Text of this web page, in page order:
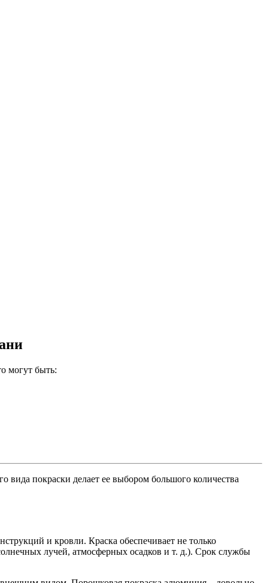
могут быть:
вида покраски делает ее выбором большого количества
и кровли. Краска обеспечивает не только
лучей, атмосферных осадков и т. д.). Срок службы